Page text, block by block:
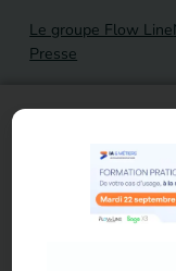
Aller
contenu
Le groupe Flow Line
Presse
Faire adhérer vos
et leur (re)donner